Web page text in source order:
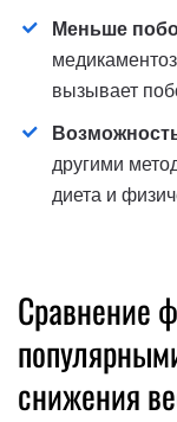
Меньше
вызывает
другими
диета и
Сравнение
снижения